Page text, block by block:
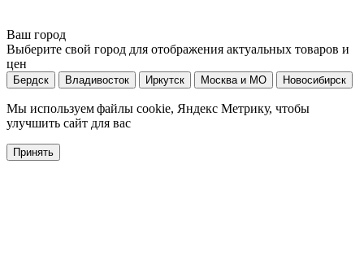
Ваш город
Выберите свой город для отображения актуальных товаров и
цен
Бердск Владивосток Иркутск Москва и МО Новосибирск
Мы используем файлы cookie, Яндекс Метрику, чтобы
улучшить сайт для вас
Принять